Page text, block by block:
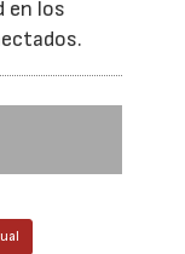
en los